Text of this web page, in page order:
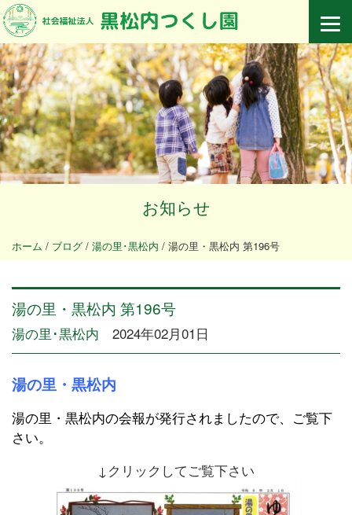
お知らせ
ホーム / ブログ / 湯の里･黒松内 / 湯の里・黒松内 第196号
湯の里・黒松内 第196号
湯の里･黒松内 2024年02月01日
湯の里・黒松内
湯の里・黒松内の会報が発行されましたので、ご覧下
さい。
↓クリックしてご覧下さい